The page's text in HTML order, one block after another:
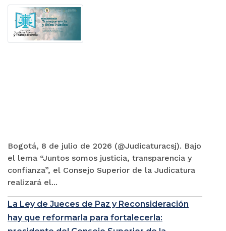
Bogotá, 8 de julio de 2026 (@Judicaturacsj). Bajo
el lema “Juntos somos justicia, transparencia y
confianza”, el Consejo Superior de la Judicatura
realizará el...
La Ley de Jueces de Paz y Reconsideración
hay que reformarla para fortalecerla: